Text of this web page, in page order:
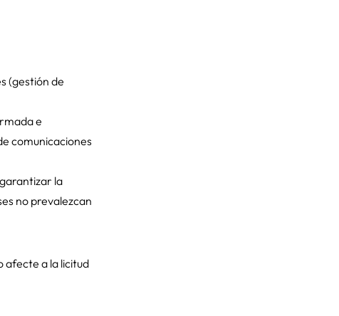
(gestión de
e
comunicaciones
la
no prevalezcan
afecte a la licitud